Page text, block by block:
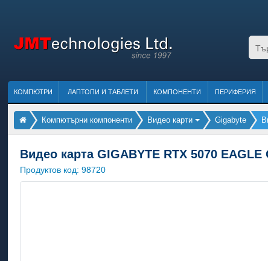
КОМПЮТРИ ЛАПТОПИ И ТАБЛЕТИ КОМПОНЕНТИ ПЕРИФЕРИЯ
Компютърни компоненти Видео карти Gigabyte
Видео карта GIGABYTE RTX 5070 EAGLE
Продуктов код:98720